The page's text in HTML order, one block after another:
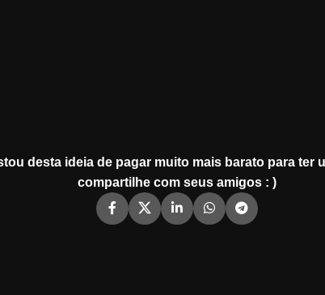
desta ideia de pagar muito mais barato para ter
compartilhe com seus amigos : )